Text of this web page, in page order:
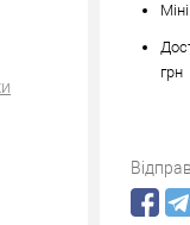
грн